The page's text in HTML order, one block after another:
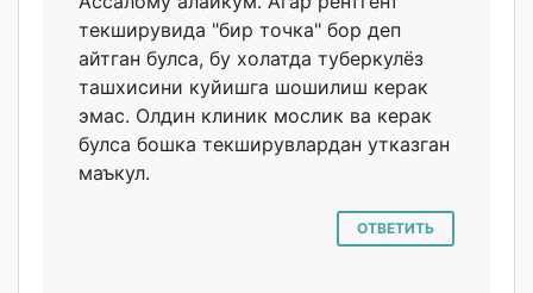
текширувида "бир точка" бор деп
айтган булса, бу холатда туберкулёз
ташхисини куйишга шошилиш керак
эмас. Олдин клиник мослик ва керак
булса бошка текширувлардан утказган
маъкул.
ОТВЕТИТЬ